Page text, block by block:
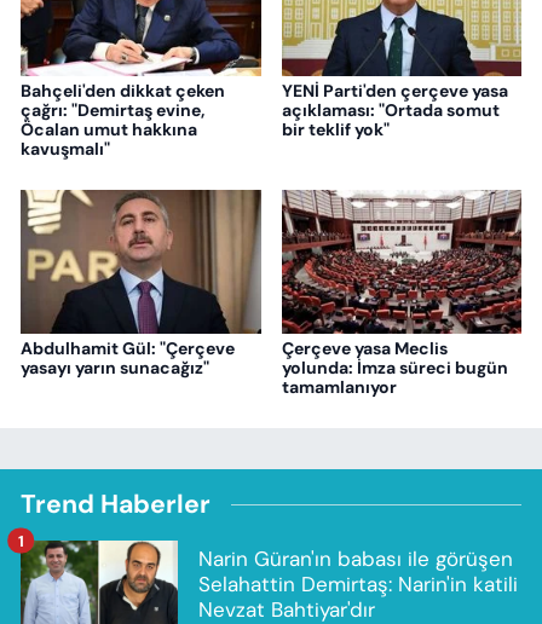
Bahçeli'den dikkat çeken
çağrı: "Demirtaş evine,
Öcalan umut hakkına
kavuşmalı"
YENİ Parti'den çerçeve yasa
açıklaması: "Ortada somut
bir teklif yok"
Abdulhamit Gül: "Çerçeve
yasayı yarın sunacağız"
Çerçeve yasa Meclis
yolunda: İmza süreci bugün
tamamlanıyor
Trend Haberler
Narin Güran'ın babası ile görüşen
Selahattin Demirtaş: Narin'in katili
Nevzat Bahtiyar'dır
1